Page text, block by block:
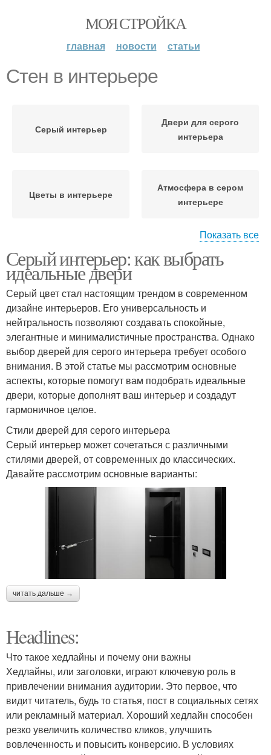
МОЯ СТРОЙКА
главная новости статьи
Стен в интерьере
Серый интерьер
Двери для серого
интерьера
Цветы в интерьере
Атмосфера в сером
интерьере
Акценты в серый
интерьер
Интерьер с помощью
Фото в интерьере
Комнаты с серым
интерьером
Двери с яркими
стенами
Серые стены
Освещение в интерьере
Настроение в
интерьере
Интерьер с серыми
стенами
Стиль с серыми
Акценты в интерьере
Классический интерьер Стен в спальне
Показать все
Серый интерьер: как выбрать
идеальные двери
Серый цвет стал настоящим трендом в современном
дизайне интерьеров. Его универсальность и
нейтральность позволяют создавать спокойные,
элегантные и минималистичные пространства. Однако
выбор дверей для серого интерьера требует особого
внимания. В этой статье мы рассмотрим основные
аспекты, которые помогут вам подобрать идеальные
двери, которые дополнят ваш интерьер и создадут
гармоничное целое.
Стили дверей для серого интерьера
Серый интерьер может сочетаться с различными
стилями дверей, от современных до классических.
Давайте рассмотрим основные варианты:
читать дальше →
Headlines:
Что такое хедлайны и почему они важны
Хедлайны, или заголовки, играют ключевую роль в
привлечении внимания аудитории. Это первое, что
видит читатель, будь то статья, пост в социальных сетях
или рекламный материал. Хороший хедлайн способен
резко увеличить количество кликов, улучшить
вовлеченность и повысить конверсию. В условиях